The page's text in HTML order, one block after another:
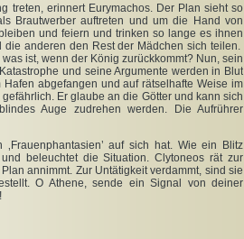
treten, erinnert Eurymachos. Der Plan sieht so
Brautwerber auftreten und um die Hand von
und feiern und trinken so lange es ihnen
anderen den Rest der Mädchen sich teilen.
ist, wenn der König zurückkommt? Nun, sein
und seine Argumente werden in Blut
abgefangen und auf rätselhafte Weise im
Er glaube an die Götter und kann sich
Auge zudrehen werden. Die Aufrührer
auf sich hat. Wie ein Blitz
beleuchtet die Situation. Clytoneos rät zur
annimmt. Zur Untätigkeit verdammt, sind sie
O Athene, sende ein Signal von deiner